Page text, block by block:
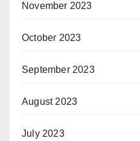
November 2023
October 2023
September 2023
August 2023
July 2023